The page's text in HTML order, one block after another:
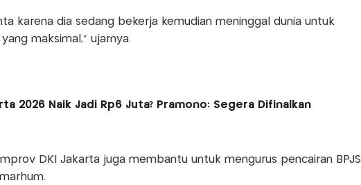
karena dia sedang bekerja kemudian meninggal dunia untuk
maksimal," ujarnya.
2026 Naik Jadi Rp6 Juta? Pramono: Segera Difinalkan
DKI Jakarta juga membantu untuk mengurus pencairan BPJS